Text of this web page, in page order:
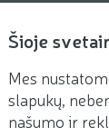
Šioje
Mes
slapukų,
našumo ir